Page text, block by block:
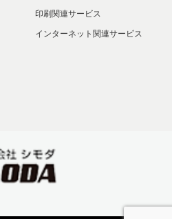
印刷関連サービス
インターネット関連サービス